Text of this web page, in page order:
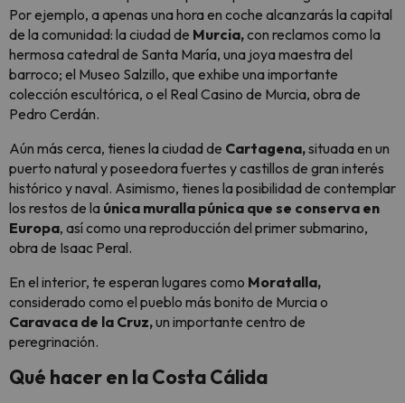
Por ejemplo, a apenas una hora en coche alcanzarás la capital
de la comunidad: la ciudad de Murcia,con reclamos como la
hermosa catedral de Santa María, una joya maestra del
barroco; el Museo Salzillo, que exhibe una importante
colección escultórica, o el Real Casino de Murcia, obra de
Pedro Cerdán.
Aún más cerca, tienes la ciudad de Cartagena,situada en un
puerto natural y poseedora fuertes y castillos de gran interés
histórico y naval. Asimismo, tienes la posibilidad de contemplar
los restos de la única muralla púnica que se conserva en
Europa, así como una reproducción del primer submarino,
obra de Isaac Peral.
En el interior, te esperan lugares como Moratalla,
considerado como el pueblo más bonito de Murcia o
Caravaca de la Cruz,un importante centro de
peregrinación.
Qué hacer en la Costa Cálida